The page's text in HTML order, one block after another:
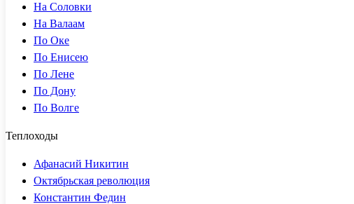
На Соловки
На Валаам
По Оке
По Енисею
По Лене
По Дону
По Волге
Теплоходы
Афанасий Никитин
Октябрьская революция
Константин Федин